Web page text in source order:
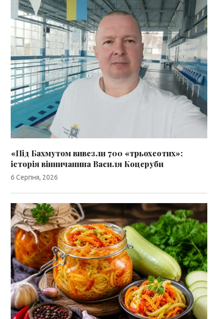
«Під Бахмутом вивезли 700 «трьохсотих»:
історія вінничанина Василя Коцеруби
6 Серпня, 2026